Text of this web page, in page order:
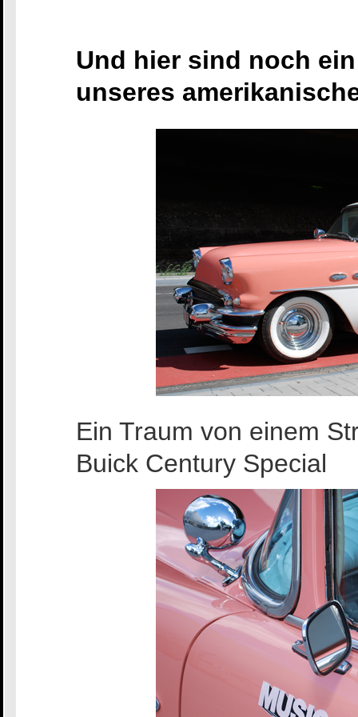
Und hier sind noch
unseres
Ein Traum von einem
Buick Century Special